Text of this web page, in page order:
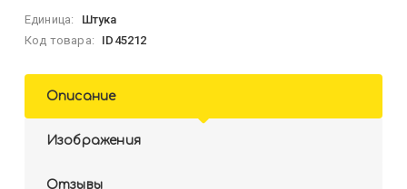
Единица:
Штука
Код товара:
ID45212
Описание
Изображения
Отзывы